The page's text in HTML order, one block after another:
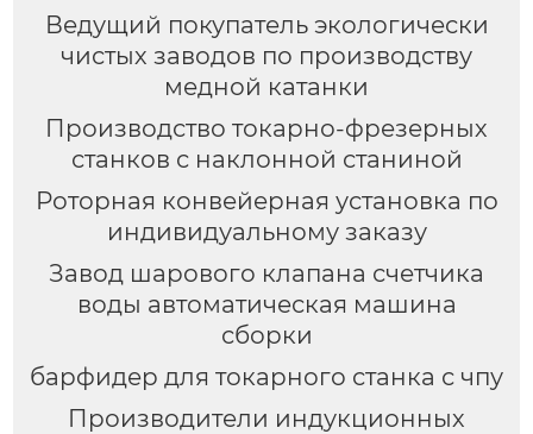
Ведущий покупатель экологически
чистых заводов по производству
медной катанки
Производство токарно-фрезерных
станков с наклонной станиной
Роторная конвейерная установка по
индивидуальному заказу
Завод шарового клапана счетчика
воды автоматическая машина
сборки
барфидер для токарного станка с чпу
Производители индукционных